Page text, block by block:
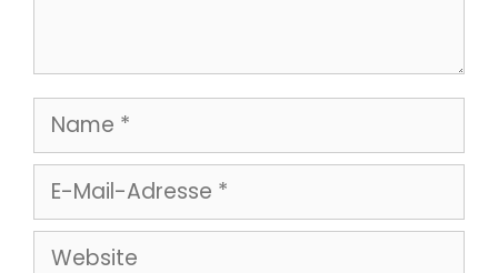
Name
E-
Mail-
Adresse
Website